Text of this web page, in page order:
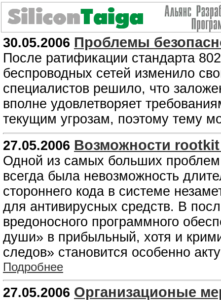
30.05.2006 Проблемы
После ратификации стандарта
беспроводных сетей изменило
специалистов решило, что
вполне удовлетворяет
текущим угрозам, поэтому тему
27.05.2006 Возможности
Одной из самых больших
всегда была невозможность
стороннего кода в системе
для антивирусных средств. В
вредоносного программного
души» в прибыльный, хотя и
следов» становится особенно
Подробнее
27.05.2006 Организационые